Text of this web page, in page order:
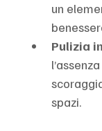
un
Pulizia
spazi.